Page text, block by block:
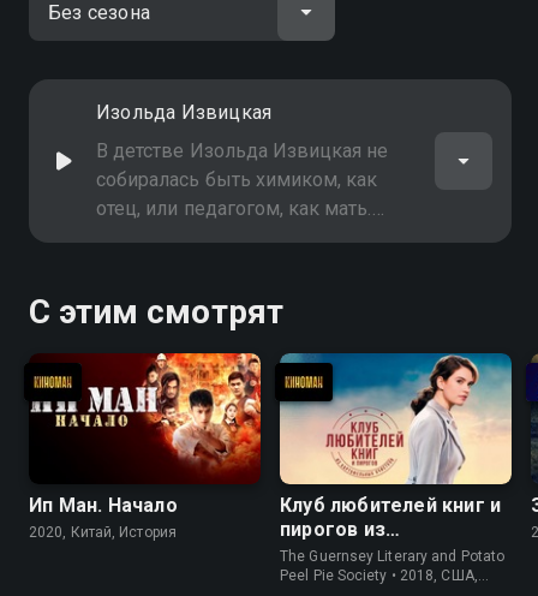
Изольда Извицкая
В детстве Изольда Извицкая не
собиралась быть химиком, как
отец, или педагогом, как мать.
Девочка из провинциального
выпускного вечера в Москву, во
ВГИК. И как по волшебству,
первую значительную роль
сыграла еще во время учебы. Это
был фильм "Первый эшелон" о
комсомольцах-целинниках. К
Григорию Чухраю в картину
"Сорок первый" Извицкая попала
случайно - это еще один подарок
судьбы. На роль Марютки ее
С этим смотрят
Ип Ман. Начало
2020, Китай, История
Клуб любителей книг и
пирогов из
картофельных
очистков
The Guernsey Literary and Potato
Peel Pie Society • 2018, США,